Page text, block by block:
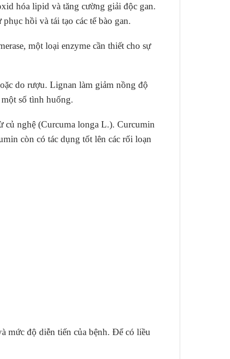
hóa lipid và tăng cường giải độc gan.
hồi và tái tạo các tế bào gan.
một loại enzyme cần thiết cho sự
do rượu. Lignan làm giảm nồng độ
số tình huống.
củ nghệ (Curcuma longa L.). Curcumin
còn có tác dụng tốt lên các rối loạn
mức độ diễn tiến của bệnh. Để có liều